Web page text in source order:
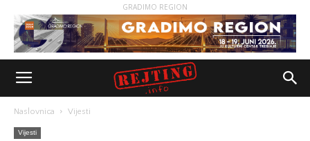
GRADIMO REGION
Naslovnica Vijesti
Vijesti